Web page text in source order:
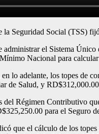
Seguridad Social (TSS)
el Sistema
Nacional para
lo adelante, los topes de
de Salud, y
del Régimen Contributivo
para el Seguro
que el cálculo de los